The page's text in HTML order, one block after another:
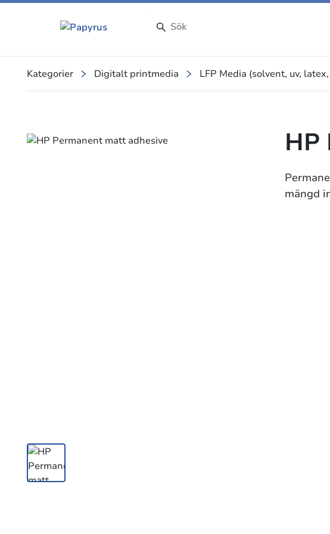
Kategorier Digitalt printmedia LFP Media (solvent, uv,
Slide 1 of 1 HP
mängd